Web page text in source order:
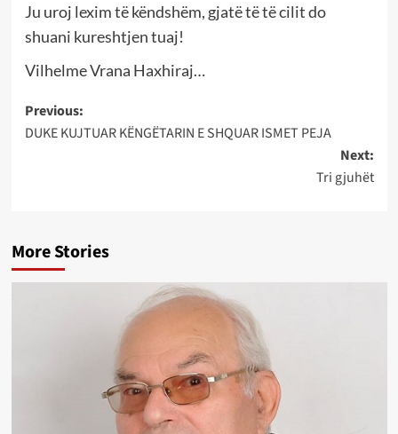
Ju uroj lexim të këndshëm, gjatë të të cilit do
shuani kureshtjen tuaj!
Vilhelme Vrana Haxhiraj…
Post
navigation
Previous:
DUKE KUJTUAR KËNGËTARIN E SHQUAR ISMET PEJA
Next:
Tri gjuhët
More Stories